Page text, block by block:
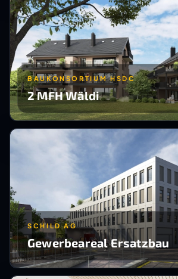
BAUKONSORTIUM HSDC
2 MFH Wäldi
SCHILD AG
Gewerbeareal Ersatzbau